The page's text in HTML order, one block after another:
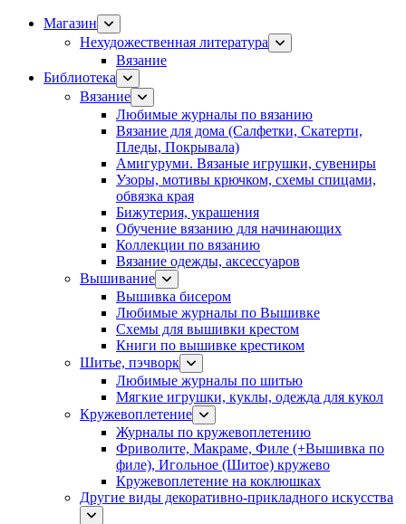
Магазин
Нехудожественная литература
Вязание
Библиотека
Вязание
Любимые журналы по вязанию
Вязание для дома (Салфетки, Скатерти,
Пледы, Покрывала)
Амигуруми. Вязаные игрушки, сувениры
Узоры, мотивы крючком, схемы спицами,
обвязка края
Бижутерия, украшения
Обучение вязанию для начинающих
Коллекции по вязанию
Вязание одежды, аксессуаров
Вышивание
Вышивка бисером
Любимые журналы по Вышивке
Схемы для вышивки крестом
Книги по вышивке крестиком
Шитье, пэчворк
Любимые журналы по шитью
Мягкие игрушки, куклы, одежда для кукол
Кружевоплетение
Журналы по кружевоплетению
Фриволите, Макраме, Филе (+Вышивка по
филе), Игольное (Шитое) кружево
Кружевоплетение на коклюшках
Другие виды декоративно-прикладного искусства